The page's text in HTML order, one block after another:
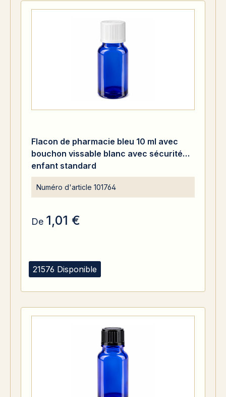
21576 Disponible
Flacon de pharmacie bleu 10 ml avec
bouchon vissable blanc avec sécurité
enfant standard
Numéro d'article 101764
De 1,01 €